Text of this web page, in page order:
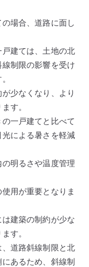
場合、道路に面し
建ては、土地の北
制限の影響を受け
少なくなり、より
す。
一戸建てと比べて
による暑さを軽減
明るさや温度管理
用が重要となりま
建築の制約が少な
す。
道路斜線制限と北
あるため、斜線制